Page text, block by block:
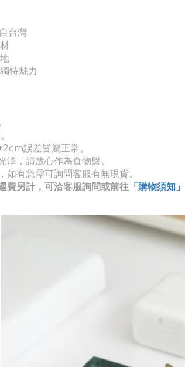
台灣
特魅力
誤差皆屬正常。
澤，請放心作為食物盤。
有急需可詢問客服有無現貨。
費另計，可洽客服詢問或前往 「購物須知」